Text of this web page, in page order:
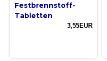
Festbrennstoff-
Tabletten
3,55EUR